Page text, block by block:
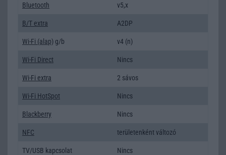
Bluetooth v5,x
B/T extra A2DP
Wi-Fi (alap) g/b v4 (n)
Wi-Fi Direct Nincs
Wi-Fi extra 2 sávos
Wi-Fi HotSpot Nincs
Blackberry Nincs
NFC területenként változó
TV/USB kapcsolat Nincs